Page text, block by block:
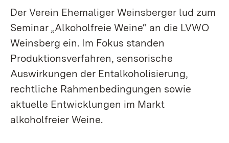
Der Verein Ehemaliger Weinsberger lud zum
Seminar „Alkoholfreie Weine“ an die LVWO
Weinsberg ein. Im Fokus standen
Produktionsverfahren, sensorische
Auswirkungen der Entalkoholisierung,
rechtliche Rahmenbedingungen sowie
aktuelle Entwicklungen im Markt
alkoholfreier Weine.